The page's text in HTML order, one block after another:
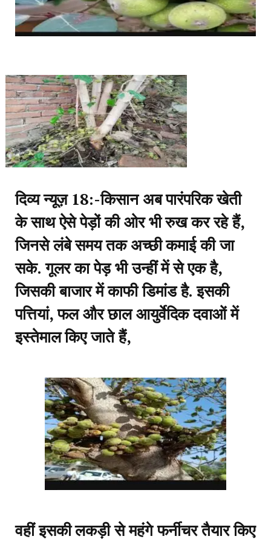
दिव्य न्यूज़ 18:-किसान अब पारंपरिक खेती
के साथ ऐसे पेड़ों की ओर भी रुख कर रहे हैं,
जिनसे लंबे समय तक अच्छी कमाई की जा
सके. गूलर का पेड़ भी उन्हीं में से एक है,
जिसकी बाजार में काफी डिमांड है. इसकी
पत्तियां, फल और छाल आयुर्वेदिक दवाओं में
इस्तेमाल किए जाते हैं,
वहीं इसकी लकड़ी से महंगे फर्नीचर तैयार किए